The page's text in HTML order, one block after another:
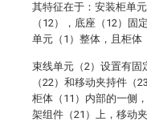
其特征在于：安装柜单
（12），底座（12）固
单元（1）整体，且柜体
束线单元（2）设置有固
（22）和移动夹持件（
柜体（11）内部的一侧
架组件（21）上，移动